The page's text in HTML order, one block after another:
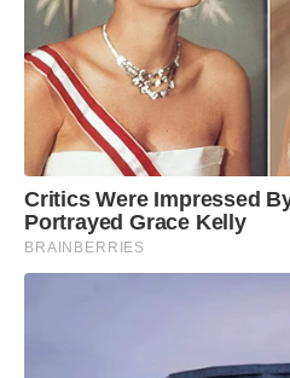
Critics Were Impressed
Portrayed Grace Kelly
BRAINBERRIES